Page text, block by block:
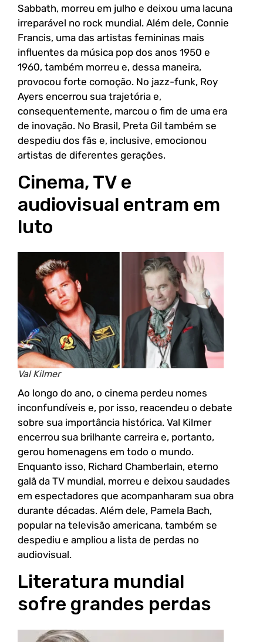
Sabbath, morreu em julho e deixou uma lacuna
irreparável no rock mundial. Além dele, Connie
Francis, uma das artistas femininas mais
influentes da música pop dos anos 1950 e
1960, também morreu e, dessa maneira,
provocou forte comoção. No jazz-funk, Roy
Ayers encerrou sua trajetória e,
consequentemente, marcou o fim de uma era
de inovação. No Brasil, Preta Gil também se
despediu dos fãs e, inclusive, emocionou
artistas de diferentes gerações.
Cinema, TV e
audiovisual entram em
luto
Val Kilmer
Ao longo do ano, o cinema perdeu nomes
inconfundíveis e, por isso, reacendeu o debate
sobre sua importância histórica. Val Kilmer
encerrou sua brilhante carreira e, portanto,
gerou homenagens em todo o mundo.
Enquanto isso, Richard Chamberlain, eterno
galã da TV mundial, morreu e deixou saudades
em espectadores que acompanharam sua obra
durante décadas. Além dele, Pamela Bach,
popular na televisão americana, também se
despediu e ampliou a lista de perdas no
audiovisual.
Literatura mundial
sofre grandes perdas